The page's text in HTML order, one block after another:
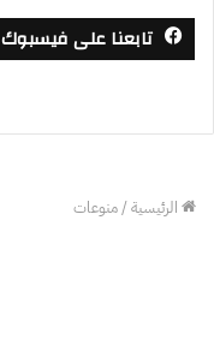
تابعنا على فيسبوك